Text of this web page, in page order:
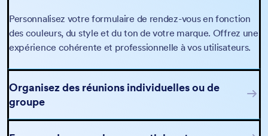
Personnalisez votre formulaire de rendez-vous en fonction
des couleurs, du style et du ton de votre marque. Offrez une
expérience cohérente et professionnelle à vos utilisateurs.
Organisez des réunions individuelles ou de
groupe